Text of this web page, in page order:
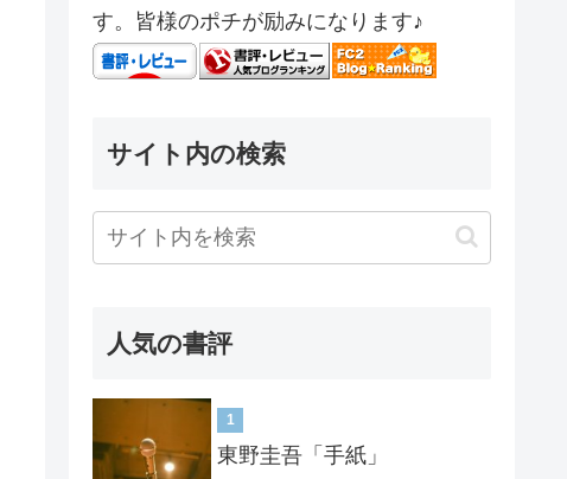
す。皆様のポチが励みになります♪
サイト内の検索
人気の書評
1
東野圭吾「手紙」